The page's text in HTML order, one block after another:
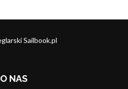
O NAS